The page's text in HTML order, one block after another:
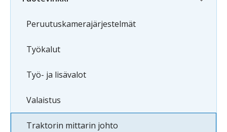
Peruutuskamerajärjestelmät
Työkalut
Työ- ja lisävalot
Valaistus
Traktorin mittarin johto